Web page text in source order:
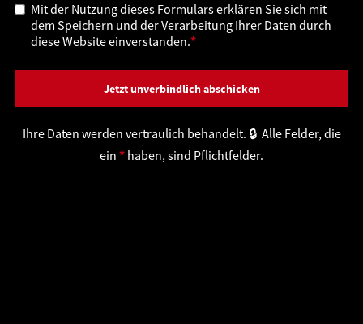
Mit der Nutzung dieses Formulars erklären Sie sich mit
dem Speichern und der Verarbeitung Ihrer Daten durch
diese Website einverstanden.*
Ihre Daten werden vertraulich behandelt. 🔒 Alle Felder, die
ein * haben, sind Pflichtfelder.